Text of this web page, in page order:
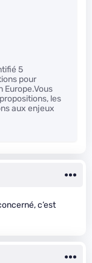
5
pour
Europe.Vous
les
aux enjeux
c’est